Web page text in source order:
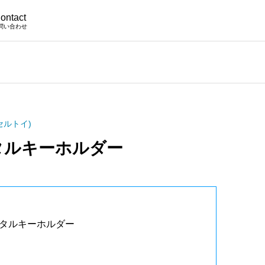
い合わせ
ルトイ)
キーホルダー
ルキーホルダー